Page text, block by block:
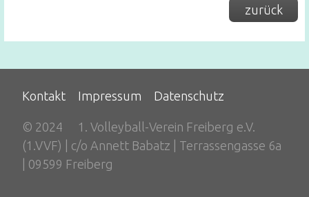
zurück
Kontakt Impressum Datenschutz
© 2024
1. Volleyball-Verein Freiberg e.V.
(1.VVF) | c/o Annett Babatz | Terrassengasse 6a
| 09599 Freiberg